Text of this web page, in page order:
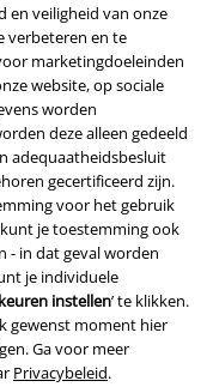
en veiligheid van onze
verbeteren en te
marketingdoeleinden
website, op sociale
worden
deze alleen gedeeld
adequaatheidsbesluit
gecertificeerd zijn.
voor het gebruik
je toestemming ook
- in dat geval worden
je individuele
instellen’ te klikken.
gewenst moment hier
Ga voor meer
Privacybeleid.